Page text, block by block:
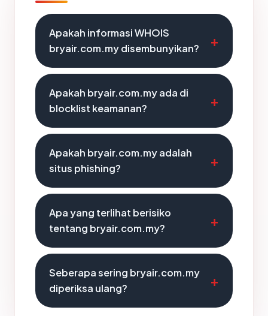
Apakah informasi WHOIS
bryair.com.my disembunyikan?
Apakah bryair.com.my ada di
blocklist keamanan?
Apakah bryair.com.my adalah
situs phishing?
Apa yang terlihat berisiko
tentang bryair.com.my?
Seberapa sering bryair.com.my
diperiksa ulang?